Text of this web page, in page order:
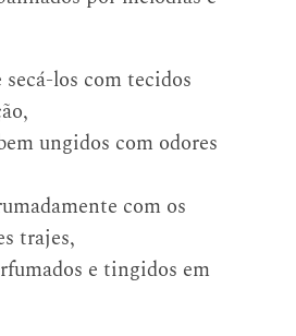
los com tecidos
ungidos com odores
com os
trajes,
e tingidos em